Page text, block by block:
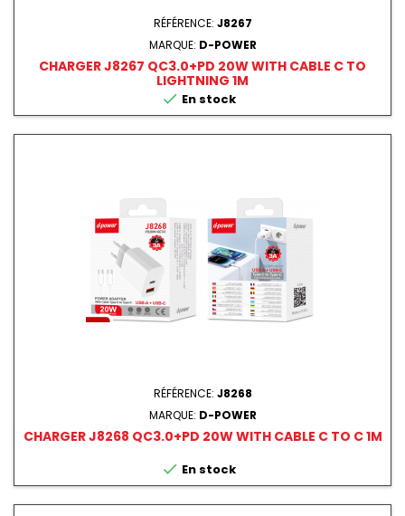
RÉFÉRENCE: J8267
MARQUE: D-POWER
CHARGER J8267 QC3.0+PD 20W WITH CABLE C TO
LIGHTNING 1M
 En stock
RÉFÉRENCE: J8268
MARQUE: D-POWER
CHARGER J8268 QC3.0+PD 20W WITH CABLE C TO C 1M
 En stock